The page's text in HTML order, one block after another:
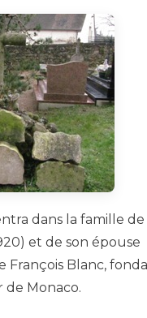
dans la famille de
et de son épouse
François Blanc,
de Monaco.